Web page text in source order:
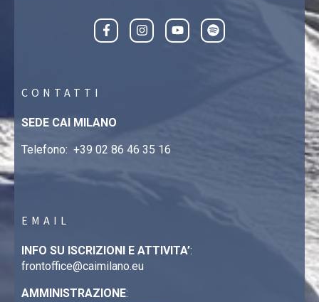
CONTATTI
SEDE CAI MILANO
Telefono: +39 02 86 46 35 16
EMAIL
INFO SU ISCRIZIONI E ATTIVITA’:
frontoffice@caimilano.eu
AMMINISTRAZIONE: